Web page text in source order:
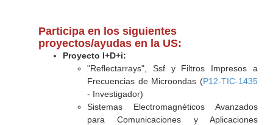
Participa en los siguientes
proyectos/ayudas en la US:
Proyecto I+D+i:
"Reflectarrays", Ssf y Filtros Impresos a
Frecuencias de Microondas (P12-TIC-1435
- Investigador)
Sistemas Electromagnéticos Avanzados
para Comunicaciones y Aplicaciones